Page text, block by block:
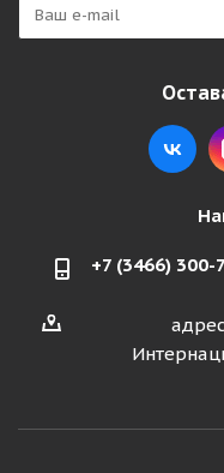
+7 (3466) 300-